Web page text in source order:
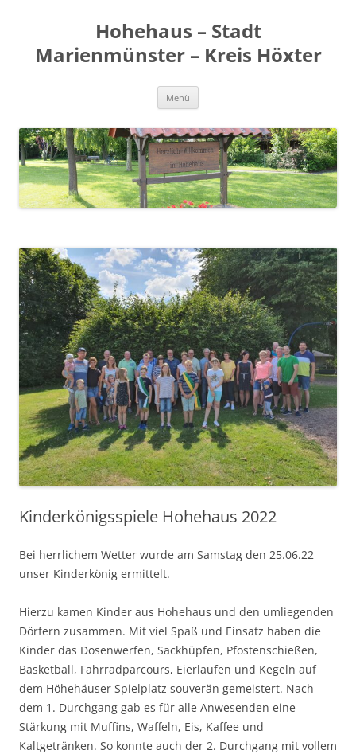
Hohehaus – Stadt
Marienmünster – Kreis Höxter
Menü
Kinderkönigsspiele Hohehaus 2022
Bei herrlichem Wetter wurde am Samstag den 25.06.22
unser Kinderkönig ermittelt.
Hierzu kamen Kinder aus Hohehaus und den umliegenden
Dörfern zusammen. Mit viel Spaß und Einsatz haben die
Kinder das Dosenwerfen, Sackhüpfen, Pfostenschießen,
Basketball, Fahrradparcours, Eierlaufen und Kegeln auf
dem Höhehäuser Spielplatz souverän gemeistert. Nach
dem 1. Durchgang gab es für alle Anwesenden eine
Stärkung mit Muffins, Waffeln, Eis, Kaffee und
Kaltgetränken. So konnte auch der 2. Durchgang mit vollem